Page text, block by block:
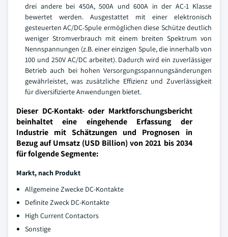
drei andere bei 450A, 500A und 600A in der AC-1 Klasse
bewertet werden. Ausgestattet mit einer elektronisch
gesteuerten AC/DC-Spule ermöglichen diese Schütze deutlich
weniger Stromverbrauch mit einem breiten Spektrum von
Nennspannungen (z.B. einer einzigen Spule, die innerhalb von
100 und 250V AC/DC arbeitet). Dadurch wird ein zuverlässiger
Betrieb auch bei hohen Versorgungsspannungsänderungen
gewährleistet, was zusätzliche Effizienz und Zuverlässigkeit
für diversifizierte Anwendungen bietet.
Dieser DC-Kontakt- oder Marktforschungsbericht
beinhaltet eine eingehende Erfassung der
Industrie mit Schätzungen und Prognosen in
Bezug auf Umsatz (USD Billion) von 2021 bis 2034
für folgende Segmente:
Markt, nach Produkt
Allgemeine Zwecke DC-Kontakte
Definite Zweck DC-Kontakte
High Current Contactors
Sonstige